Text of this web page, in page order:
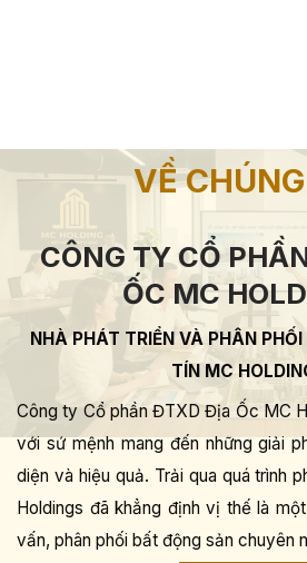
VỀ
CÔNG TY CỔ
ỐC MC
NHÀ PHÁT TRIỂN VÀ PHÂN
TÍN MC
Công ty Cổ phần ĐTXD Địa Ốc MC
với sứ mệnh mang đến những giải
diện và hiệu quả. Trải qua quá trình
Holdings đã khẳng định vị thế là
vấn, phân phối bất động sản chuyên